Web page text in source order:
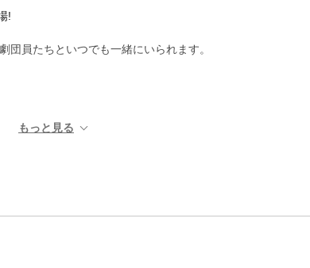
!
員たちといつでも一緒にいられます。